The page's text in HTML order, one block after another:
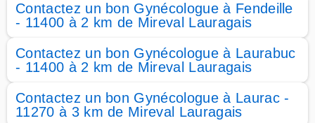
Contactez un bon Gynécologue à Fendeille
- 11400 à 2 km de Mireval Lauragais
Contactez un bon Gynécologue à Laurabuc
- 11400 à 2 km de Mireval Lauragais
Contactez un bon Gynécologue à Laurac -
11270 à 3 km de Mireval Lauragais